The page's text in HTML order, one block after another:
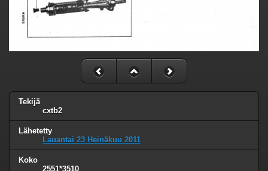
Tekijä
cxtb2
Lähetetty
Lauantai 23 Heinäkuu 2011
Koko
2551*3510